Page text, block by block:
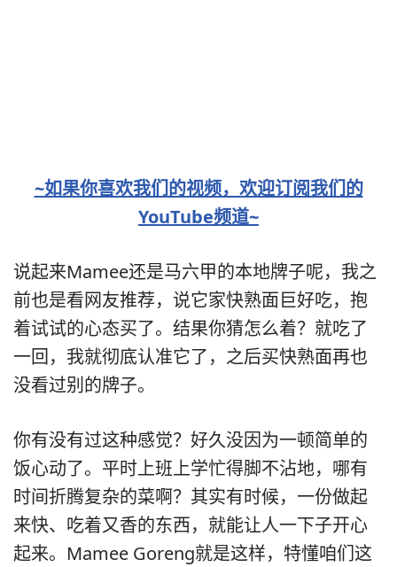
~如果你喜欢我们的视频，欢迎订阅我们的
YouTube频道~
说起来Mamee还是马六甲的本地牌子呢，我之
前也是看网友推荐，说它家快熟面巨好吃，抱
着试试的心态买了。结果你猜怎么着？就吃了
一回，我就彻底认准它了，之后买快熟面再也
没看过别的牌子。
你有没有过这种感觉？好久没因为一顿简单的
饭心动了。平时上班上学忙得脚不沾地，哪有
时间折腾复杂的菜啊？其实有时候，一份做起
来快、吃着又香的东西，就能让人一下子开心
起来。Mamee Goreng就是这样，特懂咱们这